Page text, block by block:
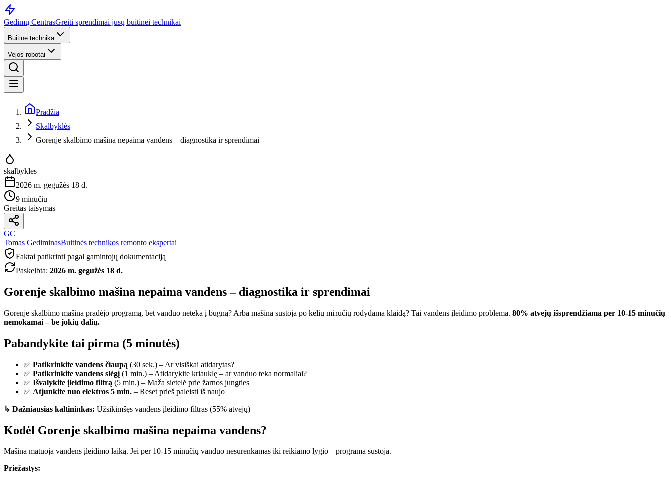
Gedimų CentrasGreiti sprendimai jūsų buitinei technikai
Buitinė technika
Vejos robotai
Pradžia
Skalbyklės
Gorenje skalbimo mašina nepaima vandens – diagnostika ir sprendimai
skalbykles
2026 m. gegužės 18 d.
9 minučių
Greitas taisymas
GC
Tomas GediminasBuitinės technikos remonto ekspertai
Faktai patikrinti pagal gamintojų dokumentaciją
Paskelbta: 2026 m. gegužės 18 d.
Gorenje skalbimo mašina nepaima vandens – diagnostika ir sprendimai
Gorenje skalbimo mašina pradėjo programą, bet vanduo neteka į būgną? Arba mašina sustoja po kelių minučių rodydama klaidą? Tai vandens įleidimo problema. 80% atvejų išsprendžiama per 10-15 minučių
nemokamai – be jokių dalių.
Pabandykite tai pirma (5 minutės)
✅ Patikrinkite vandens čiaupą (30 sek.) – Ar visiškai atidarytas?
✅ Patikrinkite vandens slėgį (1 min.) – Atidarykite kriauklę – ar vanduo teka normaliai?
✅ Išvalykite įleidimo filtrą (5 min.) – Maža sietelė prie žarnos jungties
✅ Atjunkite nuo elektros 5 min. – Reset prieš paleisti iš naujo
↳ Dažniausias kaltininkas: Užsikimšęs vandens įleidimo filtras (55% atvejų)
Kodėl Gorenje skalbimo mašina nepaima vandens?
Mašina matuoja vandens įleidimo laiką. Jei per 10-15 minučių vanduo nesurenkamas iki reikiamo lygio – programa sustoja.
Priežastys: